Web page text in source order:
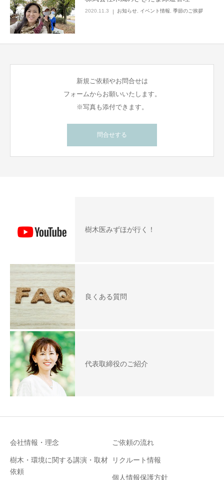
2020.11.3 お知らせ イベント情報 季節のご挨拶
新規ご依頼やお問合せは
フォームからお願いいたします。
※写真も添付できます。
問合せする
樹木医みずほが行く！
良くある質問
代表取締役のご紹介
会社情報・理念 ご依頼の流れ
樹木・環境に関する講演・取材
依頼
リクルート情報
個人情報保護方針